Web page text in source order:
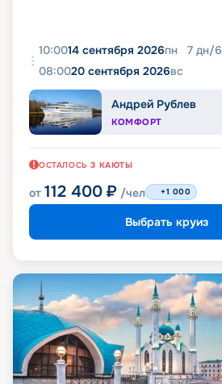
10:0014 сентября 2026пн 7 дн/6
08:0020 сентября 2026вс
Андрей Рублев
КОМФОРТ
ОСТАЛОСЬ 3 КАЮТЫ
от 112 400 ₽ /чел +1 000
Выбрать круиз